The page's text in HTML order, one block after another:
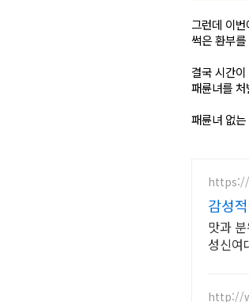
그런데 이
썩은 환부
결국 시간
패륜녀를
패륜녀 없
감성
맛과
성신여
http://